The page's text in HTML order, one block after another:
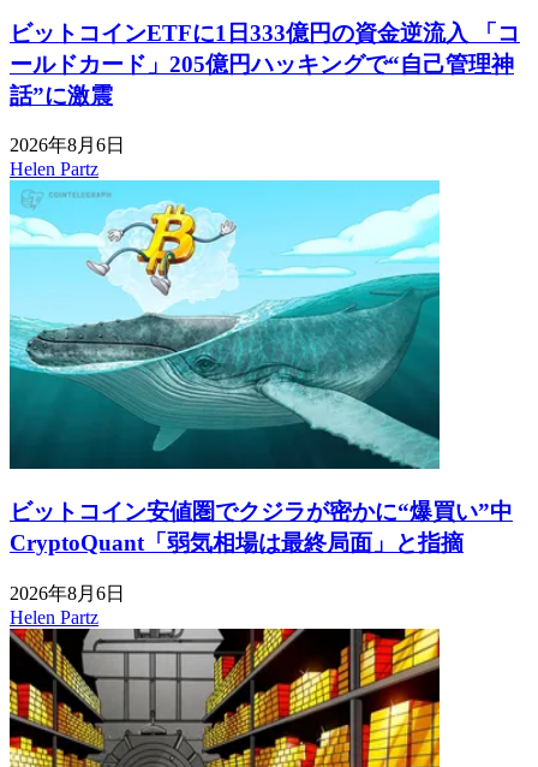
ビットコインETFに1日333億円の資金逆流入 「コ
ールドカード」205億円ハッキングで“自己管理神
話”に激震
2026年8月6日
Helen Partz
ビットコイン安値圏でクジラが密かに“爆買い”中
CryptoQuant「弱気相場は最終局面」と指摘
2026年8月6日
Helen Partz